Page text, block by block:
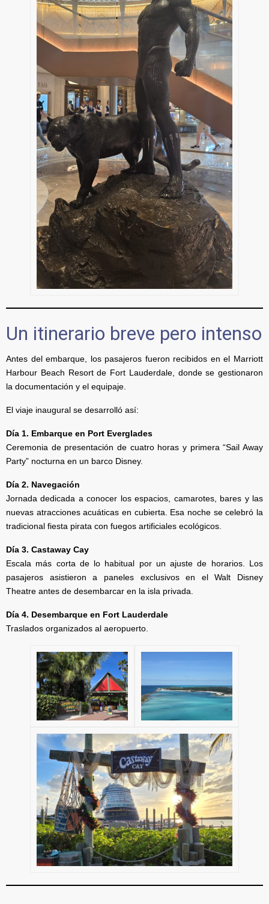
Un itinerario breve pero intenso
Antes del embarque, los pasajeros fueron recibidos en el Marriott
Harbour Beach Resort de Fort Lauderdale, donde se gestionaron
la documentación y el equipaje.
El viaje inaugural se desarrolló así:
Día 1. Embarque en Port Everglades
Ceremonia de presentación de cuatro horas y primera “Sail Away
Party” nocturna en un barco Disney.
Día 2. Navegación
Jornada dedicada a conocer los espacios, camarotes, bares y las
nuevas atracciones acuáticas en cubierta. Esa noche se celebró la
tradicional fiesta pirata con fuegos artificiales ecológicos.
Día 3. Castaway Cay
Escala más corta de lo habitual por un ajuste de horarios. Los
pasajeros asistieron a paneles exclusivos en el Walt Disney
Theatre antes de desembarcar en la isla privada.
Día 4. Desembarque en Fort Lauderdale
Traslados organizados al aeropuerto.